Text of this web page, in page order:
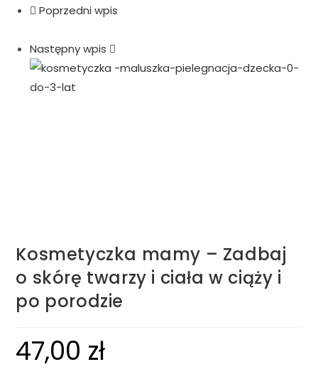
Poprzedni wpis
Następny wpis
Kosmetyczka mamy – Zadbaj
o skórę twarzy i ciała w ciąży i
po porodzie
47,00 zł